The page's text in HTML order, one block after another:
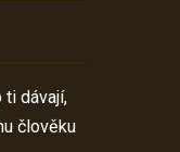
ti dávají,
člověku